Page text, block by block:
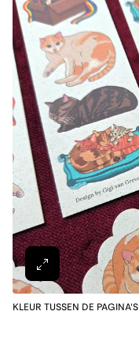
KLEUR TUSSEN DE PAGINA'S